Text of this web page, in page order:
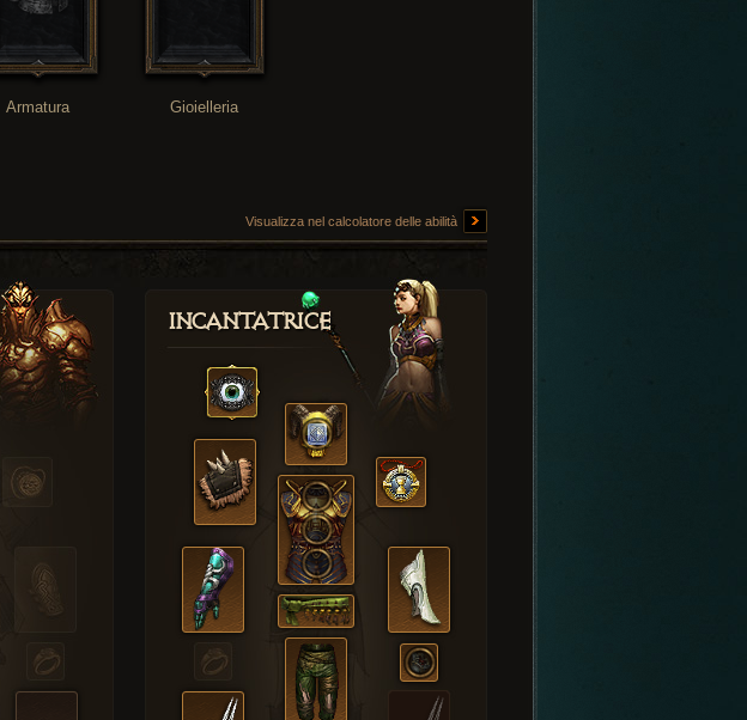
Armatura Gioielleria
Visualizza nel calcolatore delle abilità
Incantatrice